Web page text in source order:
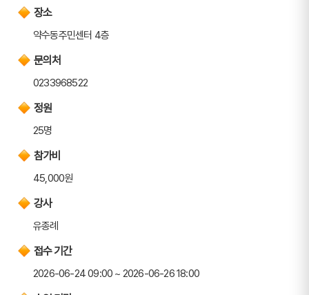
장소
약수동주민센터 4층
문의처
0233968522
정원
25명
참가비
45,000원
강사
유종례
접수 기간
2026-06-24 09:00 ~ 2026-06-26 18:00